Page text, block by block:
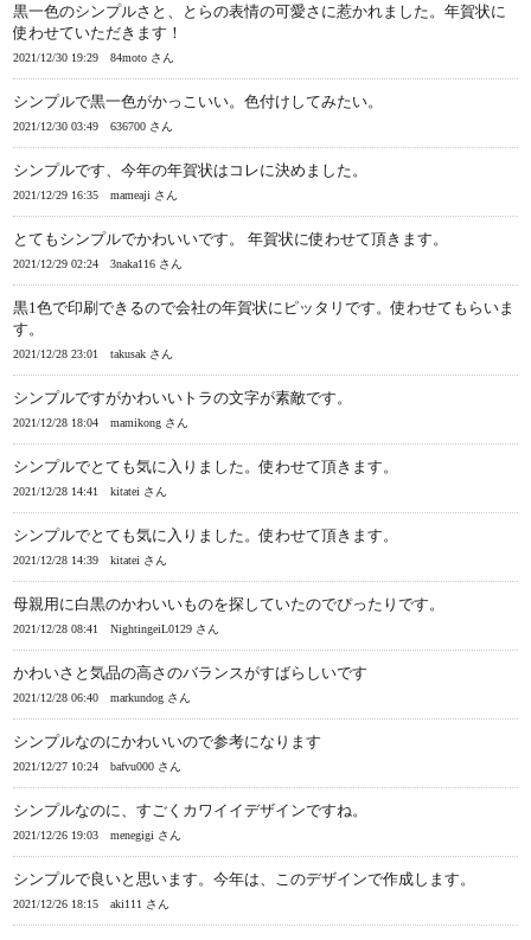
黒一色のシンプルさと、とらの表情の可愛さに惹かれました。年賀状に
使わせていただきます！
2021/12/30 19:29 84moto さん
シンプルで黒一色がかっこいい。色付けしてみたい。
2021/12/30 03:49 636700 さん
シンプルです、今年の年賀状はコレに決めました。
2021/12/29 16:35 mameaji さん
とてもシンプルでかわいいです。 年賀状に使わせて頂きます。
2021/12/29 02:24 3naka116 さん
黒1色で印刷できるので会社の年賀状にピッタリです。使わせてもらいま
す。
2021/12/28 23:01 takusak さん
シンプルですがかわいいトラの文字が素敵です。
2021/12/28 18:04 mamikong さん
シンプルでとても気に入りました。使わせて頂きます。
2021/12/28 14:41 kitatei さん
シンプルでとても気に入りました。使わせて頂きます。
2021/12/28 14:39 kitatei さん
母親用に白黒のかわいいものを探していたのでぴったりです。
2021/12/28 08:41 NightingeiL0129 さん
かわいさと気品の高さのバランスがすばらしいです
2021/12/28 06:40 markundog さん
シンプルなのにかわいいので参考になります
2021/12/27 10:24 bafvu000 さん
シンプルなのに、すごくカワイイデザインですね。
2021/12/26 19:03 menegigi さん
シンプルで良いと思います。今年は、このデザインで作成します。
2021/12/26 18:15 aki111 さん